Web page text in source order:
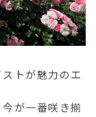
トが魅力のエ
が一番咲き揃